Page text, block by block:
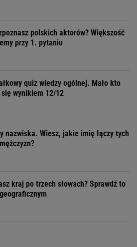
polskich aktorów? Większość
przy 1. pytaniu
quiz wiedzy ogólnej. Mało kto
wynikiem 12/12
nazwiska. Wiesz, jakie imię łączy tych
kraj po trzech słowach? Sprawdź to